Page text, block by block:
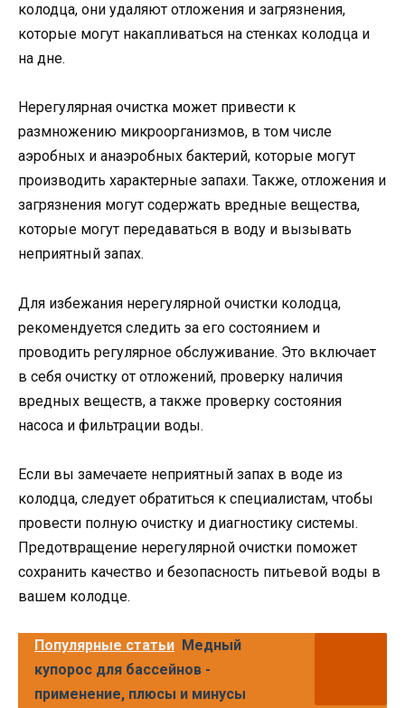
колодца, они удаляют отложения и загрязнения,
которые могут накапливаться на стенках колодца и
на дне.
Нерегулярная очистка может привести к
размножению микроорганизмов, в том числе
аэробных и анаэробных бактерий, которые могут
производить характерные запахи. Также, отложения и
загрязнения могут содержать вредные вещества,
которые могут передаваться в воду и вызывать
неприятный запах.
Для избежания нерегулярной очистки колодца,
рекомендуется следить за его состоянием и
проводить регулярное обслуживание. Это включает
в себя очистку от отложений, проверку наличия
вредных веществ, а также проверку состояния
насоса и фильтрации воды.
Если вы замечаете неприятный запах в воде из
колодца, следует обратиться к специалистам, чтобы
провести полную очистку и диагностику системы.
Предотвращение нерегулярной очистки поможет
сохранить качество и безопасность питьевой воды в
вашем колодце.
Популярные статьи Медный
купорос для бассейнов -
применение, плюсы и минусы